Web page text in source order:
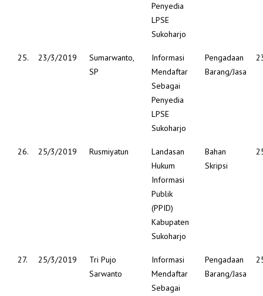
Penyedia
LPSE
Sukoharjo
25. 23/3/2019
Sumarwanto,
SP
Informasi
Mendaftar
Sebagai
Penyedia
LPSE
Sukoharjo
Pengadaan
Barang/Jasa
26. 25/3/2019 Rusmiyatun
Landasan
Hukum
Informasi
Publik
(PPID)
Kabupaten
Sukoharjo
Bahan
Skripsi
27. 25/3/2019
Tri Pujo
Sarwanto
Informasi
Mendaftar
Sebagai
Pengadaan
Barang/Jasa